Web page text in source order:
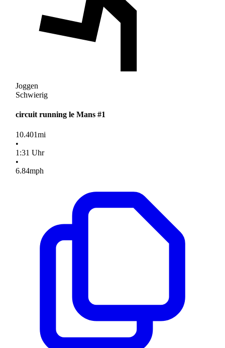
Joggen
Schwierig
circuit running le Mans #1
10.401mi
•
1 :31 Uhr
•
6.84mph